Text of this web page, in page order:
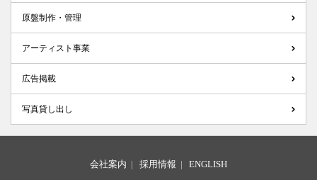
原盤制作・管理
アーティスト事業
広告掲載
写真貸し出し
会社案内 | 採用情報 | ENGLISH